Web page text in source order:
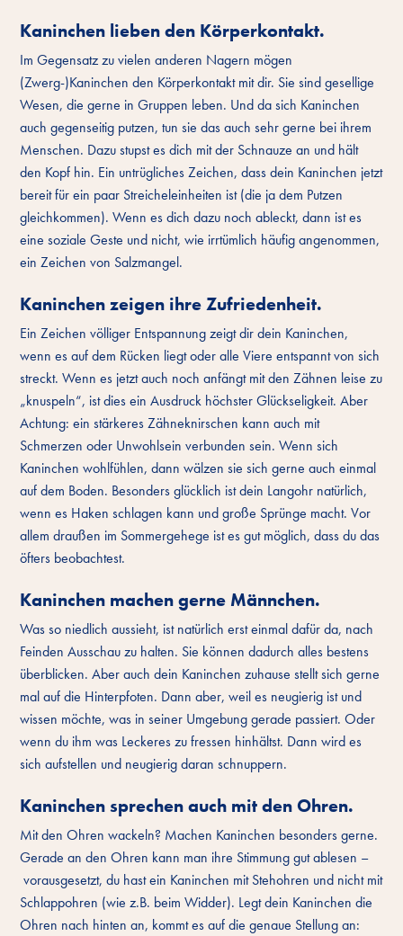
Kaninchen lieben den Körperkontakt.
Im Gegensatz zu vielen anderen Nagern mögen
(Zwerg-)Kaninchen den Körperkontakt mit dir. Sie sind gesellige
Wesen, die gerne in Gruppen leben. Und da sich Kaninchen
auch gegenseitig putzen, tun sie das auch sehr gerne bei ihrem
Menschen. Dazu stupst es dich mit der Schnauze an und hält
den Kopf hin. Ein untrügliches Zeichen, dass dein Kaninchen jetzt
bereit für ein paar Streicheleinheiten ist (die ja dem Putzen
gleichkommen). Wenn es dich dazu noch ableckt, dann ist es
eine soziale Geste und nicht, wie irrtümlich häufig angenommen,
ein Zeichen von Salzmangel.
Kaninchen zeigen ihre Zufriedenheit.
Ein Zeichen völliger Entspannung zeigt dir dein Kaninchen,
wenn es auf dem Rücken liegt oder alle Viere entspannt von sich
streckt. Wenn es jetzt auch noch anfängt mit den Zähnen leise zu
„knuspeln“, ist dies ein Ausdruck höchster Glückseligkeit. Aber
Achtung: ein stärkeres Zähneknirschen kann auch mit
Schmerzen oder Unwohlsein verbunden sein. Wenn sich
Kaninchen wohlfühlen, dann wälzen sie sich gerne auch einmal
auf dem Boden. Besonders glücklich ist dein Langohr natürlich,
wenn es Haken schlagen kann und große Sprünge macht. Vor
allem draußen im Sommergehege ist es gut möglich, dass du das
öfters beobachtest.
Kaninchen machen gerne Männchen.
Was so niedlich aussieht, ist natürlich erst einmal dafür da, nach
Feinden Ausschau zu halten. Sie können dadurch alles bestens
überblicken. Aber auch dein Kaninchen zuhause stellt sich gerne
mal auf die Hinterpfoten. Dann aber, weil es neugierig ist und
wissen möchte, was in seiner Umgebung gerade passiert. Oder
wenn du ihm was Leckeres zu fressen hinhältst. Dann wird es
sich aufstellen und neugierig daran schnuppern.
Kaninchen sprechen auch mit den Ohren.
Mit den Ohren wackeln? Machen Kaninchen besonders gerne.
Gerade an den Ohren kann man ihre Stimmung gut ablesen –
vorausgesetzt, du hast ein Kaninchen mit Stehohren und nicht mit
Schlappohren (wie z.B. beim Widder). Legt dein Kaninchen die
Ohren nach hinten an, kommt es auf die genaue Stellung an: